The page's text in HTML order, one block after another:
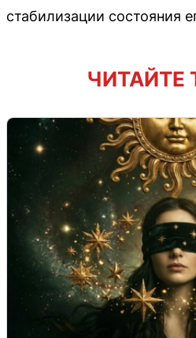
стабилизации состояния
ЧИТАЙТЕ